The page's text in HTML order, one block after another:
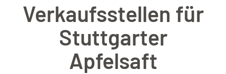
Verkaufsstellen für
Stuttgarter
Apfelsaft